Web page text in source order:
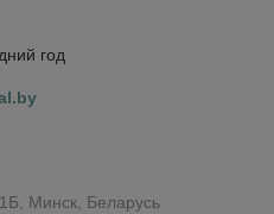
год
Минск, Беларусь